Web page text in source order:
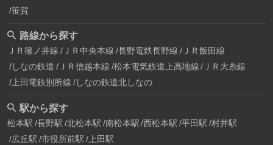
笹賀
路線から探す
ＪＲ篠ノ井線 ＪＲ中央本線 長野電鉄長野線 ＪＲ飯田線
しなの鉄道 ＪＲ信越本線 松本電気鉄道上高地線
ＪＲ大糸線
上田電鉄別所線 しなの鉄道北しなの
駅から探す
松本駅 長野駅 北松本駅 南松本駅 西松本駅 平田駅 村井駅
広丘駅 市役所前駅 上田駅